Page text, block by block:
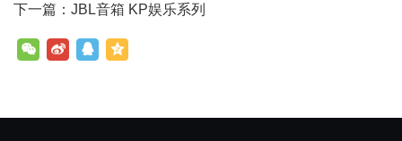
下一篇：JBL音箱 KP娱乐系列